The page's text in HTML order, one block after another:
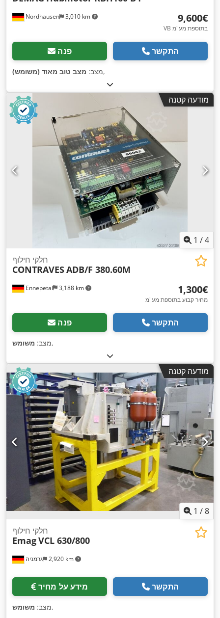
Nordhausen 3,010 km ‏9,600 ‏€
VB בתוספת מע"מ
פנה התקשר
מצב: מצב טוב מאוד (משומש) ,
מודעה קטנה
1 /4
Ennepetal 3,188 km
חלקי חילוף
CONTRAVESADB/F 380.60M
‏1,300 ‏€
מחיר קבוע בתוספת מע"מ
פנה התקשר
מצב: משומש ,
מודעה קטנה
1 /8
גרמניה 2,920 km
חלקי חילוף
EmagVCL 630/800
מידע על מחיר התקשר
מצב: משומש ,